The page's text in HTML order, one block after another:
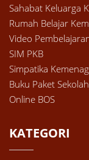
Sahabat Keluarga
Rumah Belajar
Video
SIM PKB
Simpatika Kemenag
Buku Paket Sekolah
Online BOS
KATEGORI